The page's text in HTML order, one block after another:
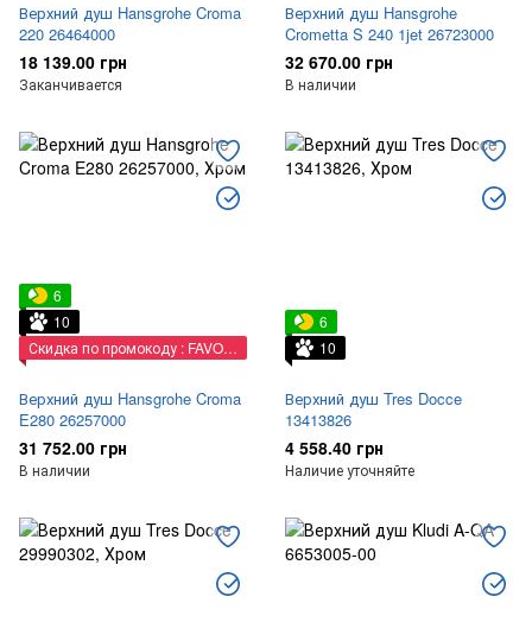
Верхний душ Hansgrohe Croma
220 26464000
18 139.00 грн
Заканчивается
Верхний душ Hansgrohe
Crometta S 240 1jet 26723000
32 670.00 грн
В наличии
6
10
Скидка по промокоду : FAVORIT
Верхний душ Hansgrohe Croma
E280 26257000
31 752.00 грн
В наличии
6
10
Верхний душ Tres Docce
13413826
4 558.40 грн
Наличие уточняйте